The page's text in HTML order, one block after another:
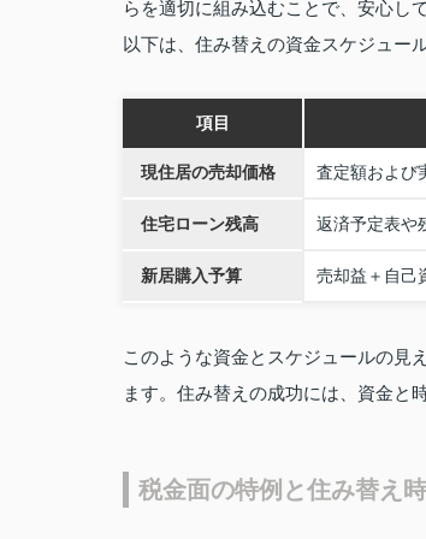
らを適切に組み込むことで、安心し
以下は、住み替えの資金スケジュー
項目
現住居の売却価格 査定額および
住宅ローン残高 返済予定表や
新居購入予算 売却益＋自己
このような資金とスケジュールの見
ます。住み替えの成功には、資金と
税金面の特例と住み替え